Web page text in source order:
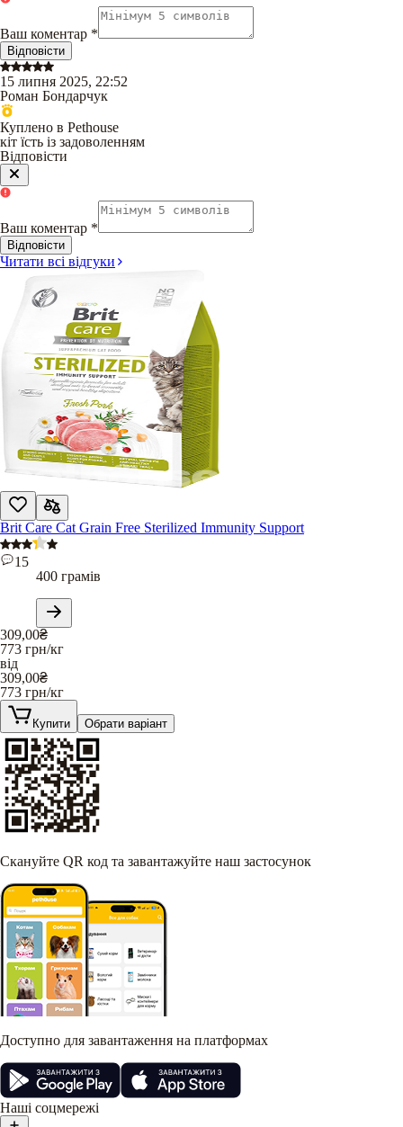
Ваш коментар *
Відповісти
15 липня 2025, 22:52
Роман Бондарчук
Куплено в Pethouse
кіт їсть із задоволенням
Відповісти
Ваш коментар *
Відповісти
Читати всі відгуки
Brit Care Cat Grain Free Sterilized Immunity Support
15
400 грамів
309,00₴
773 грн/кг
від
309,00₴
773 грн/кг
Купити Обрати варіант
Скануйте QR код та завантажуйте наш застосунок
Доступно для завантаження на платформах
Наші соцмережі